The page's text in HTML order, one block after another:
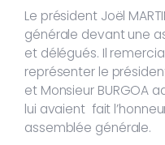
Le président Joël
générale devant une
et délégués. Il
représenter le
et Monsieur BURGOA
lui avaient fait
assemblée générale.